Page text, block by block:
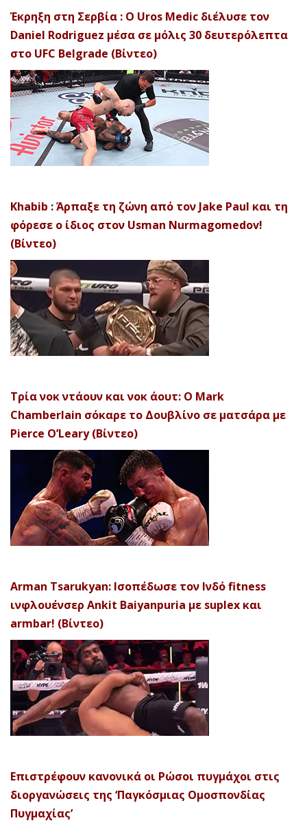
Έκρηξη στη Σερβία : Ο Uros Medic διέλυσε τον
Daniel Rodriguez μέσα σε μόλις 30 δευτερόλεπτα
στο UFC Belgrade (Βίντεο)
Khabib : Άρπαξε τη ζώνη από τον Jake Paul και τη
φόρεσε ο ίδιος στον Usman Nurmagomedov!
(Βίντεο)
Τρία νοκ ντάουν και νοκ άουτ: Ο Mark
Chamberlain σόκαρε το Δουβλίνο σε ματσάρα με
Pierce O’Leary (Βίντεο)
Arman Tsarukyan: Ισοπέδωσε τον Ινδό fitness
ινφλουένσερ Ankit Baiyanpuria με suplex και
armbar! (Βίντεο)
Επιστρέφουν κανονικά οι Ρώσοι πυγμάχοι στις
διοργανώσεις της ‘Παγκόσμιας Ομοσπονδίας
Πυγμαχίας’